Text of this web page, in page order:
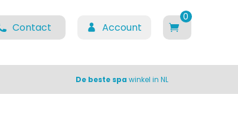
Contact Account
0
De beste spa winkel in NL